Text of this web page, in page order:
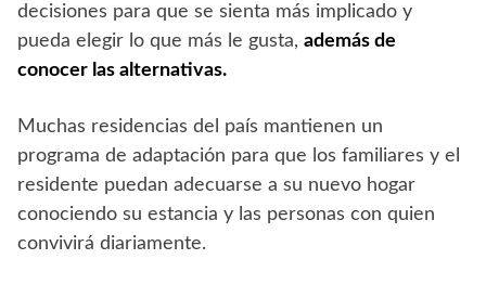
decisiones para que se sienta más implicado y
pueda elegir lo que más le gusta, además de
conocer las alternativas.
Muchas residencias del país mantienen un
programa de adaptación para que los familiares y el
residente puedan adecuarse a su nuevo hogar
conociendo su estancia y las personas con quien
convivirá diariamente.